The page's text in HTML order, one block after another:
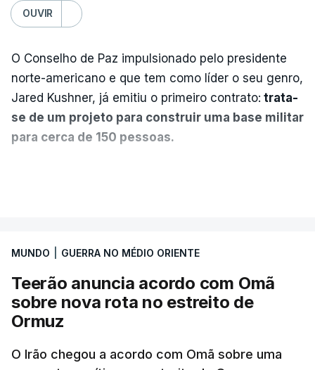
OUVIR
O Conselho de Paz impulsionado pelo presidente
norte-americano e que tem como líder o seu genro,
Jared Kushner, já emitiu o primeiro contrato: trata-
se de um projeto para construir uma base militar
para cerca de 150 pessoas.
que já colaborou com a Administração norte-
americana em projetos no Médio Oriente,
nomeadamente no Iraque.
militar deverá ficar nos 60 por cento de
MUNDO GUERRA NO MÉDIO ORIENTE
Teerão anuncia acordo com Omã
sobre nova rota no estreito de
Ormuz
O Irão chegou a acordo com Omã sobre uma